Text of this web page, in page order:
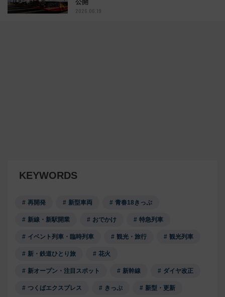
公開
2026.06.19
KEYWORDS
再開発 新型車両 青春18きっぷ
新線・新駅開業 おでかけ 特急列車
イベント列車・臨時列車 観光・旅行 観光列車
新・鉄道ひとり旅 花火
新オープン・注目スポット 新幹線 ダイヤ改正
つくばエクスプレス きっぷ 新型・更新